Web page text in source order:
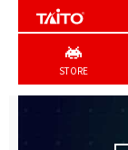
STORE